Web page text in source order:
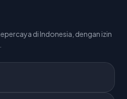
di Indonesia, dengan izin